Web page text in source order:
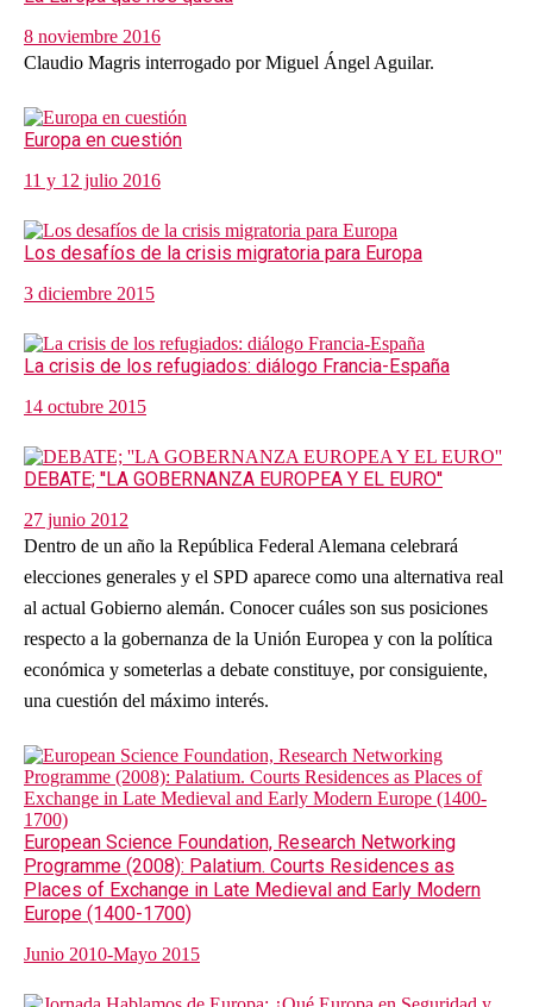
8 noviembre 2016
Claudio Magris interrogado por Miguel Ángel Aguilar.
Europa en cuestión
11 y 12 julio 2016
Los desafíos de la crisis migratoria para Europa
3 diciembre 2015
La crisis de los refugiados: diálogo Francia-España
14 octubre 2015
DEBATE; ''LA GOBERNANZA EUROPEA Y EL EURO''
27 junio 2012
Dentro de un año la República Federal Alemana celebrará
elecciones generales y el SPD aparece como una alternativa real
al actual Gobierno alemán. Conocer cuáles son sus posiciones
respecto a la gobernanza de la Unión Europea y con la política
económica y someterlas a debate constituye, por consiguiente,
una cuestión del máximo interés.
European Science Foundation, Research Networking
Programme (2008): Palatium. Courts Residences as
Places of Exchange in Late Medieval and Early Modern
Europe (1400-1700)
Junio 2010-Mayo 2015